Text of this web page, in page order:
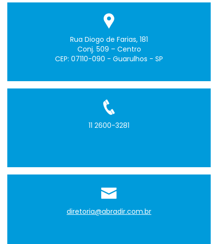
Rua Diogo de Farias, 181
Conj. 509 – Centro
CEP: 07110-090 - Guarulhos - SP
11 2600-3281
diretoria@abradir.com.br